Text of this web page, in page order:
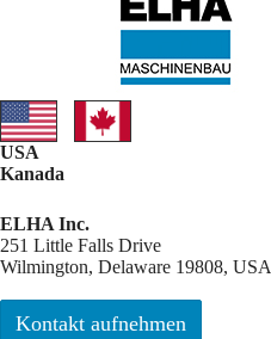
USA
Kanada
ELHA Inc.
251 Little Falls Drive
Wilmington, Delaware 19808, USA
Kontakt aufnehmen